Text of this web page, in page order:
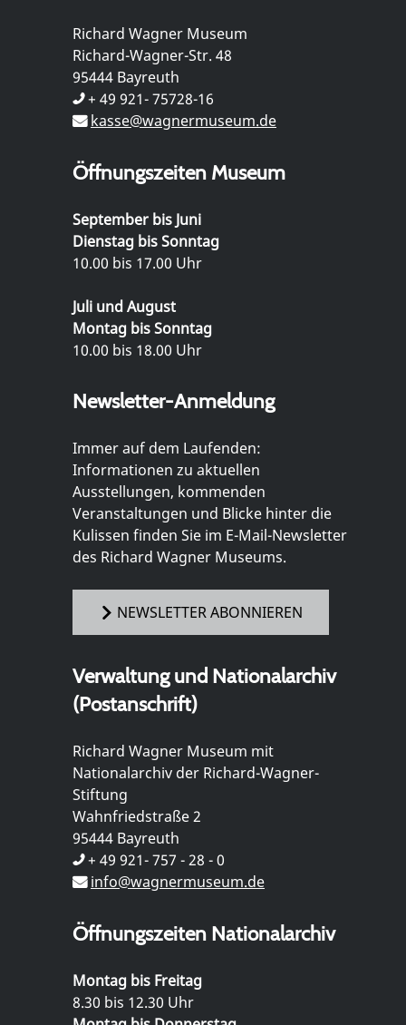
Richard Wagner Museum
Richard-Wagner-Str. 48
95444 Bayreuth
+ 49 921- 75728-16
kasse@wagnermuseum.de
Öffnungszeiten Museum
September bis Juni
Dienstag bis Sonntag
10.00 bis 17.00 Uhr
Juli und August
Montag bis Sonntag
10.00 bis 18.00 Uhr
Newsletter-Anmeldung
Immer auf dem Laufenden:
Informationen zu aktuellen
Ausstellungen, kommenden
Veranstaltungen und Blicke hinter die
Kulissen finden Sie im E-Mail-Newsletter
des Richard Wagner Museums.
NEWSLETTER ABONNIEREN
Verwaltung und Nationalarchiv
(Postanschrift)
Richard Wagner Museum mit
Nationalarchiv der Richard-Wagner-
Stiftung
Wahnfriedstraße 2
95444 Bayreuth
+ 49 921- 757 - 28 - 0
info@wagnermuseum.de
Öffnungszeiten Nationalarchiv
Montag bis Freitag
8.30 bis 12.30 Uhr